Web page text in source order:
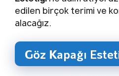
edilen birçok terimi ve
alacağız.
Göz Kapağı